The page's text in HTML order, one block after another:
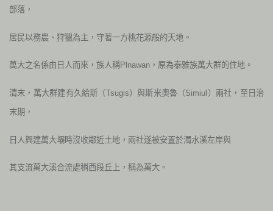
部落，
居民以務農、狩獵為主，守著一方桃花源般的天地。
萬大之名係由日人而來，族人稱Plnawan ，原為泰雅族萬大群的住地。
清末，萬大群建有久給斯（Tsugis）與斯米奧魯（Simiul ）兩社，至日治
末期，
日人興建萬大壩時沒收鄰近土地，兩社遂被安置於濁水溪左岸與
其支流萬大溪合流處稍西段丘上，稱為萬大。